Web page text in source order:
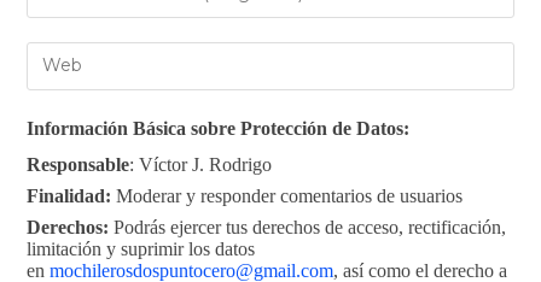
Información Básica sobre Protección de Datos:
Responsable: Víctor J. Rodrigo
Finalidad:Moderar y responder comentarios de usuarios
Derechos:Podrás ejercer tus derechos de acceso, rectificación,
limitación y suprimir los datos
enmochilerosdospuntocero@gmail.com, así como el derecho a